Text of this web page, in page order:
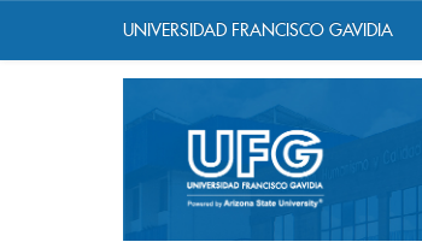
UNIVERSIDAD FRANCISCO GAVIDIA